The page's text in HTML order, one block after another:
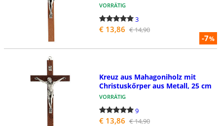
-7%
VORRÄTIG
3
€ 13,86 € 14,90
Kreuz aus Mahagoniholz mit
Christuskőrper aus Metall, 25 cm
VORRÄTIG
9
€ 13,86 € 14,90